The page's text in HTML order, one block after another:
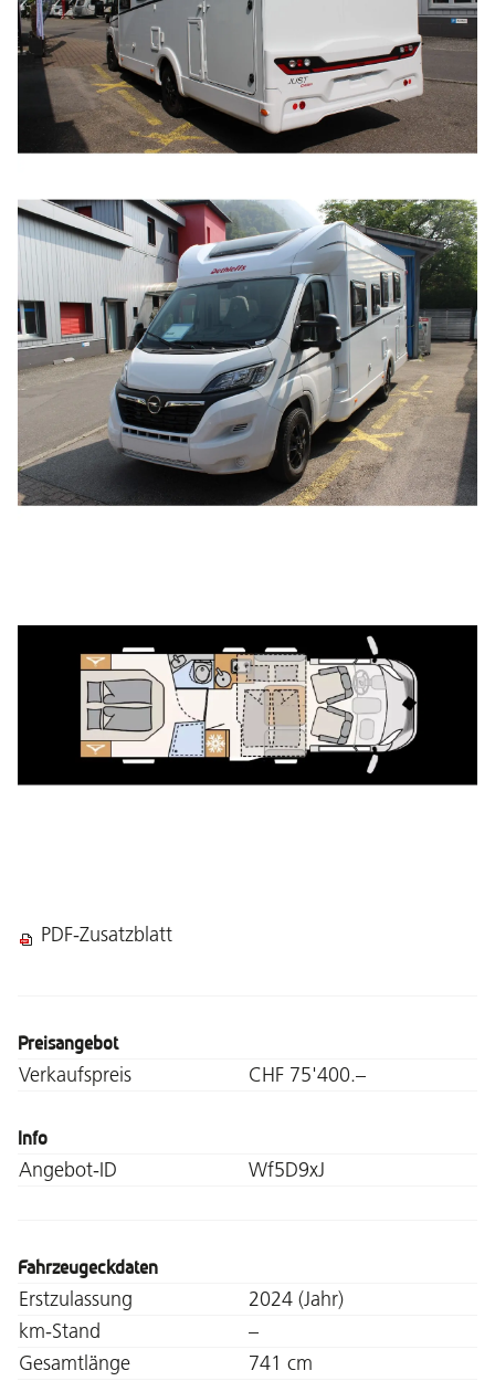
PDF-Zusatzblatt
Preisangebot
Verkaufspreis CHF 75'400.–
Info
Angebot-ID Wf5D9xJ
Fahrzeugeckdaten
Erstzulassung
2024 (Jahr)
km-Stand
–
Gesamtlänge
741 cm